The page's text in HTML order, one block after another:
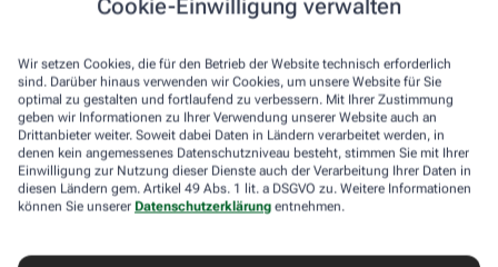
Cookie-Einwilligung verwalten
Wir setzen Cookies, die für den Betrieb der Website technisch erforderlich
sind. Darüber hinaus verwenden wir Cookies, um unsere Website für Sie
optimal zu gestalten und fortlaufend zu verbessern. Mit Ihrer Zustimmung
geben wir Informationen zu Ihrer Verwendung unserer Website auch an
Drittanbieter weiter. Soweit dabei Daten in Ländern verarbeitet werden, in
denen kein angemessenes Datenschutzniveau besteht, stimmen Sie mit Ihrer
Einwilligung zur Nutzung dieser Dienste auch der Verarbeitung Ihrer Daten in
diesen Ländern gem. Artikel 49 Abs. 1 lit. a DSGVO zu. Weitere Informationen
können Sie unserer Datenschutzerklärung entnehmen.
die Lymphe in die Lymphknoten transportiert werden, wo sich die
Wer bei Schmuddelwetter nicht vor die Tür mag, kann sein
Immunsystem mit kalt-warmen Wechselduschen auf Trab
bringen und die Anfälligkeit für Erkältungsinfekte senken. Der
Kältereiz kurbelt die Durchblutung an und bringt den Kreislauf in
Schwung, je regelmäßiger wir ihm ausgesetzt sind, desto
unempfindlicher reagiert der Körper in der kalten Jahreszeit auf
die großen Temperaturunterschiede.